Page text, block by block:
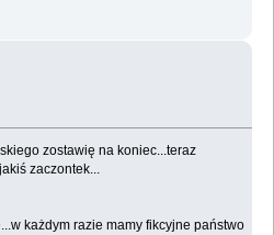
zostawię na koniec...teraz
zaczontek...
każdym razie mamy fikcyjne państwo